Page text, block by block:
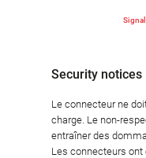
Security notices
Le connecteur ne
charge. Le non-
entraîner des
Les connecteurs